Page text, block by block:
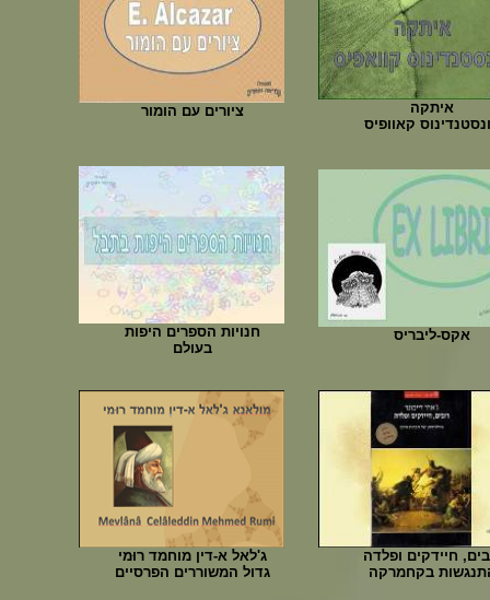
ציורים עם הומור
איתקה
קאוופיס
חנויות הספרים היפות
בעולם
אקס-ליבריס
ג'לאל א-דין מוחמד רוּמי
גדול המשוררים הפרסיים
חיידקים ופלדה
בקחמרקה